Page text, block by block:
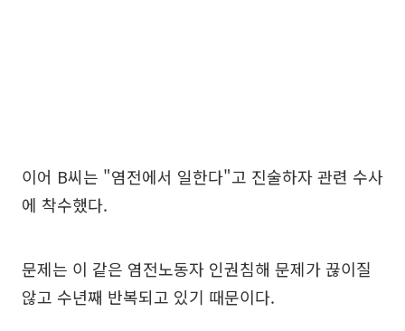
이어 B씨는 "염전에서 일한다"고 진술하자 관련 수사
에 착수했다.
문제는 이 같은 염전노동자 인권침해 문제가 끊이질
않고 수년째 반복되고 있기 때문이다.